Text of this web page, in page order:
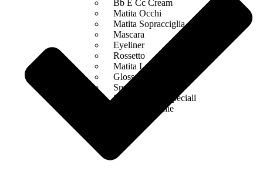
Bb E Cc Cream
Matita Occhi
Matita Sopracciglia
Mascara
Eyeliner
Rossetto
Matita Labbra
Gloss
Smalto
Smalto Effetti Speciali
Solventi Unghie